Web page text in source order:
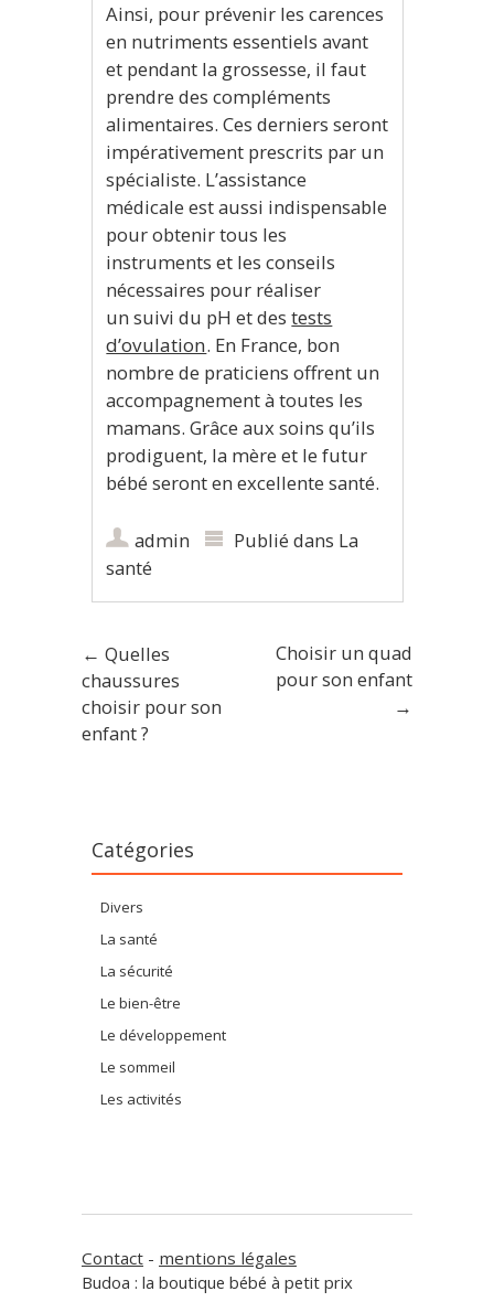
Ainsi, pour prévenir les carences
en nutriments essentiels avant
et pendant la grossesse, il faut
prendre des compléments
alimentaires. Ces derniers seront
impérativement prescrits par un
spécialiste. L’assistance
médicale est aussi indispensable
pour obtenir tous les
instruments et les conseils
nécessaires pour réaliser
un suivi du pH et destests
d’ovulation. En France, bon
nombre de praticiens offrent un
accompagnement à toutes les
mamans. Grâce aux soins qu’ils
prodiguent, la mère et le futur
bébé seront en excellente santé.
admin Publié dans La
santé
Poster navigation
← Quelles
chaussures
choisir pour son
enfant ?
Choisir un quad
pour son enfant
→
Catégories
Divers
La santé
La sécurité
Le bien-être
Le développement
Le sommeil
Les activités
Contact- mentions légales
Budoa : la boutique bébé à petit prix